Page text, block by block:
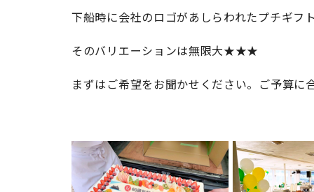
下船時に会社のロゴがあしらわれたプチギフ
そのバリエーションは無限大★★★
まずはご希望をお聞かせください。ご予算に